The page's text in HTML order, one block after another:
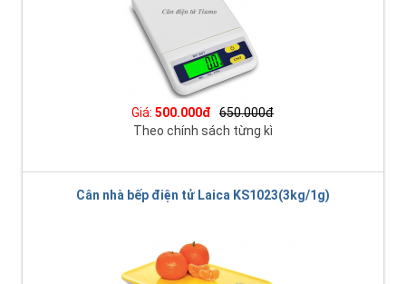
Giá: 500.000đ
650.000đ
Theo chính sách từng kì
Cân nhà bếp điện tử Laica KS1023(3kg/1g)